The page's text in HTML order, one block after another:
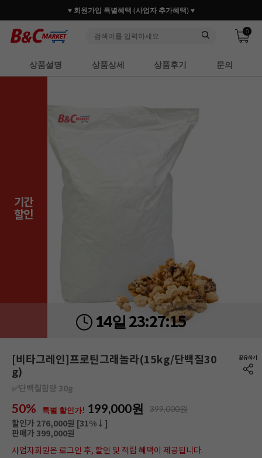
30만 홈베이커 1.2만 사업자가 즐겨찾는 마켓리더
0
상품설명 상품상세 상품후기 문의
기간
할인
14일 23:27:13
[비타그레인]프로틴그래놀라(15kg/단백질30
g)
✅단백질함량 30g
50% 특별 할인가! 199,000원 399,000원
할인가 276,000원 [31%↓]
판매가 399,000원
사업자회원은 로그인 후, 할인 및 적립 혜택이 제공됩니다.